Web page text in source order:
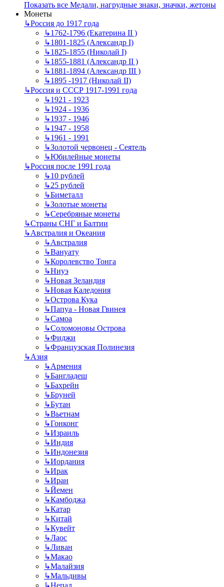
Показать все Медали, нагрудные знаки, значки, жетоны
Монеты
↳Россия до 1917 года
↳1762-1796 (Екатерина II )
↳1801-1825 (Александр I)
↳1825-1855 (Николай I)
↳1855-1881 (Александр II )
↳1881-1894 (Александр III )
↳1895 -1917 (Николай II)
↳Россия и СССР 1917-1991 года
↳1921 - 1923
↳1924 - 1936
↳1937 - 1946
↳1947 - 1958
↳1961 - 1991
↳Золотой червонец - Сеятель
↳Юбилейные монеты
↳Россия после 1991 года
↳10 рублей
↳25 рублей
↳Биметалл
↳Золотые монеты
↳Серебряные монеты
↳Страны СНГ и Балтии
↳Австралия и Океания
↳Австралия
↳Вануату
↳Королевство Тонга
↳Ниуэ
↳Новая Зеландия
↳Новая Каледония
↳Острова Кука
↳Папуа - Новая Гвинея
↳Самоа
↳Соломоновы Острова
↳Фиджи
↳Французская Полинезия
↳Азия
↳Армения
↳Бангладеш
↳Бахрейн
↳Бруней
↳Бутан
↳Вьетнам
↳Гонконг
↳Израиль
↳Индия
↳Индонезия
↳Иордания
↳Ирак
↳Иран
↳Йемен
↳Камбоджа
↳Катар
↳Китай
↳Кувейт
↳Лаос
↳Ливан
↳Макао
↳Малайзия
↳Мальдивы
↳Непал